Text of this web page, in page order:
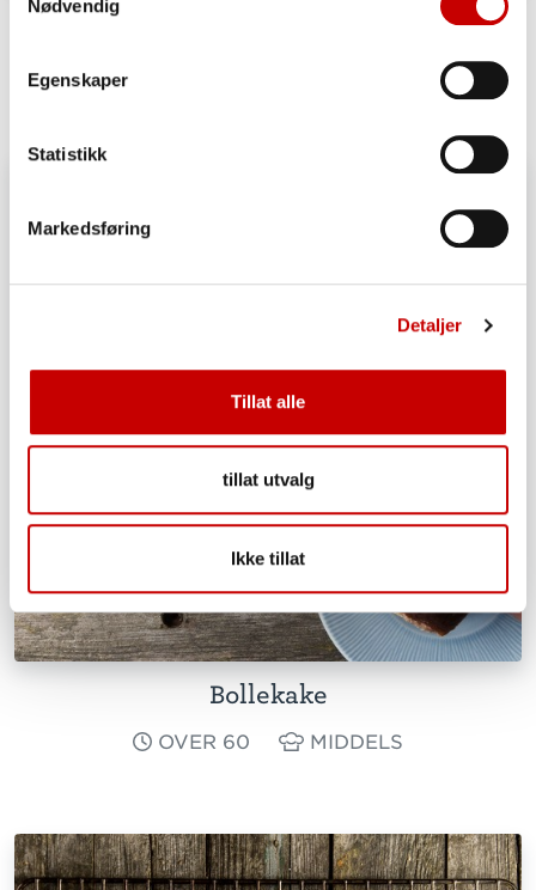
Nødvendig
Egenskaper
Statistikk
Markedsføring
Detaljer
Tillat alle
tillat utvalg
Ikke tillat
Bollekake
OVER 60 MIDDELS